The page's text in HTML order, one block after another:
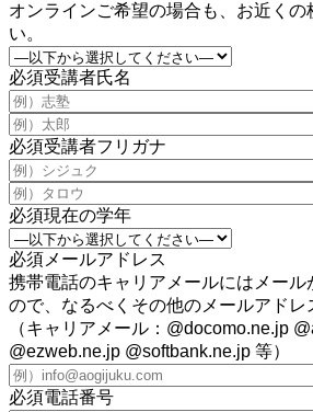
オンラインご希望の場合も、お近くの
い。
必須受講者氏名
必須受講者フリガナ
必須現在の学年
必須 メールアドレス
携帯電話のキャリアメールにはメール
ので、なるべくその他のメールアドレ
（キャリアメール：@docomo.ne.jp
@ezweb.ne.jp @softbank.ne.jp 等）
必須電話番号